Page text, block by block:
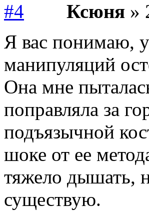
Ксюня »
Я вас понимаю,
манипуляций
Она мне
поправляла за
подъязычной
шоке от ее
тяжело дышать,
существую.